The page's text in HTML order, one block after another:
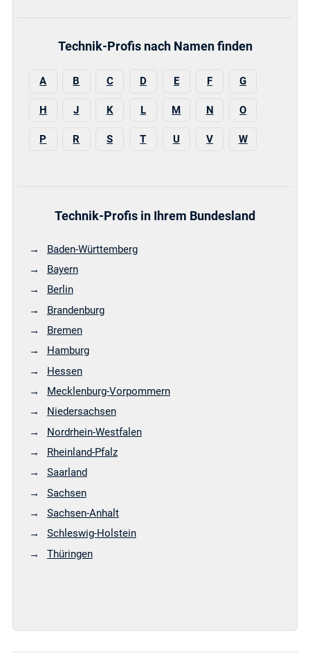
Technik-Profis nach Namen finden
A B C D E F G
H J K L M N O
P R S T U V W
Technik-Profis in Ihrem Bundesland
Baden-Württemberg
Bayern
Berlin
Brandenburg
Bremen
Hamburg
Hessen
Mecklenburg-Vorpommern
Niedersachsen
Nordrhein-Westfalen
Rheinland-Pfalz
Saarland
Sachsen
Sachsen-Anhalt
Schleswig-Holstein
Thüringen